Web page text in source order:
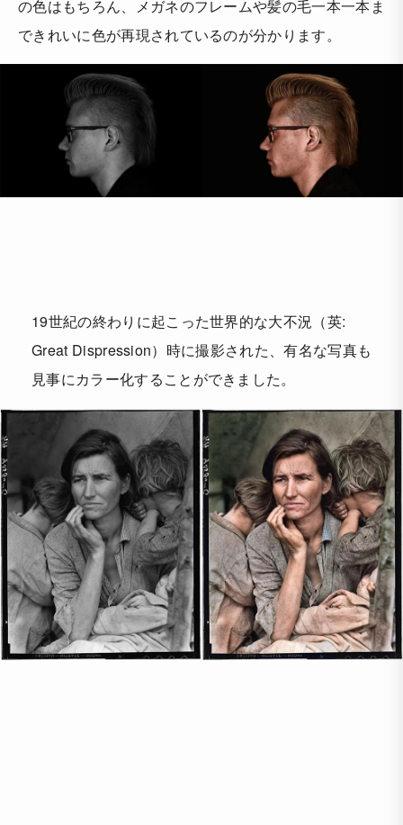
の色はもちろん、メガネのフレームや髪の毛一本一本ま
できれいに色が再現されているのが分かります。
19世紀の終わりに起こった世界的な大不況（英:
Great Dispression）時に撮影された、有名な写真も
見事にカラー化することができました。